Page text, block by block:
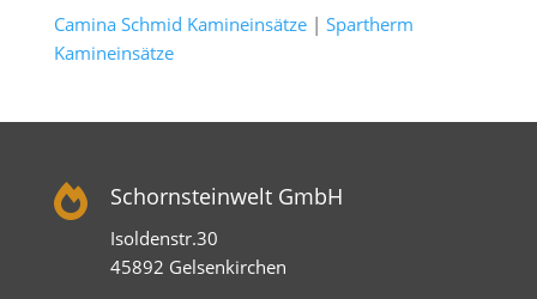
Camina Schmid Kamineinsätze| Spartherm
Kamineinsätze
 Schornsteinwelt GmbH
Isoldenstr.30
45892 Gelsenkirchen